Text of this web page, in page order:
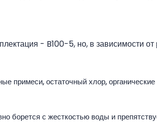
- B100-5, но, в зависимости
остаточный хлор, органические
с жесткостью воды и